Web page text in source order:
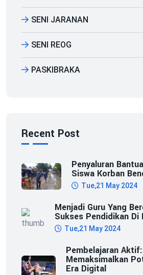
SENI JARANAN
SENI REOG
PASKIBRAKA
Recent Post
Penyaluran
Siswa Korban
Tue,21 May 2024
Menjadi Guru Yang
Sukses Pendidikan Di
Tue,21 May 2024
Pembelajaran Aktif:
Memaksimalkan
Era Digital